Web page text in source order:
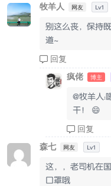
牧羊人 网友 Lv1
别这么丧，保持
道~
回复
疯佬
博主
@牧羊人
干！ 😄
回复
森七
网友 Lv1
这，，老司机在
口罩哦